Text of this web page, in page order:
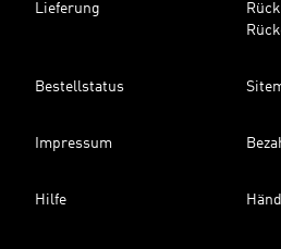
Lieferung
Bestellstatus
Impressum
Hilfe